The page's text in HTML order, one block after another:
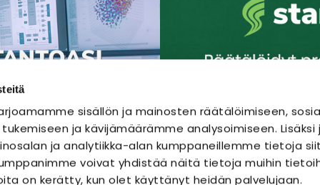
sisällön ja mainosten räätälöimiseen,
ja kävijämäärämme analysoimiseen.
ja analytiikka-alan kumppaneillemme tietoja
voivat yhdistää näitä tietoja muihin
on kerätty, kun olet käyttänyt heidän palvelujaan.
SÄHKÖURAKOINTI SÄHKÖSUUNNITTELU